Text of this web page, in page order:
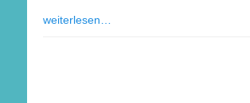
weiterlesen…